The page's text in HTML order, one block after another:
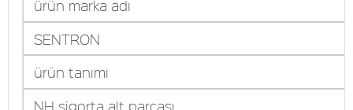
ürün marka adı
SENTRON
ürün tanımı
NH sigorta alt parçası